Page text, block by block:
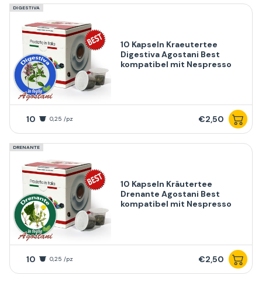
DIGESTIVA
10 Kapseln Kraeutertee
Digestiva Agostani Best
kompatibel mit Nespresso
10 0,25 /pz €2,50
DRENANTE
10 Kapseln Kräutertee
Drenante Agostani Best
kompatibel mit Nespresso
10 0,25 /pz €2,50